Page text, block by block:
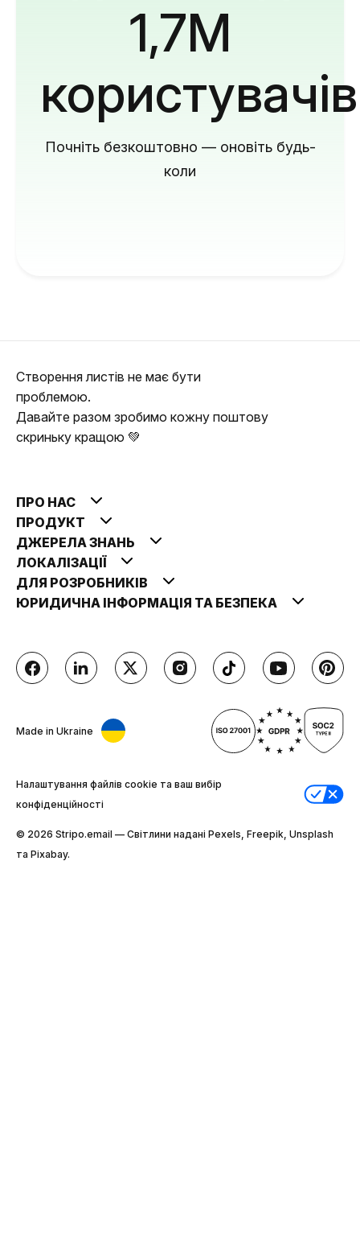
1,7M
користувачів
Почніть безкоштовно — оновіть будь-
коли
Створення листів не має бути
проблемою.
Давайте разом зробимо кожну поштову
скриньку кращою 💚
ПРО НАС
ПРОДУКТ
ДЖЕРЕЛА ЗНАНЬ
ЛОКАЛІЗАЦІЇ
ДЛЯ РОЗРОБНИКІВ
ЮРИДИЧНА ІНФОРМАЦІЯ ТА БЕЗПЕКА
Made in Ukraine
Налаштування файлів cookie та ваш вибір
конфіденційності
© 2026 Stripо.email — Світлини надані Pexels, Freepik, Unsplash
та Pixabay.